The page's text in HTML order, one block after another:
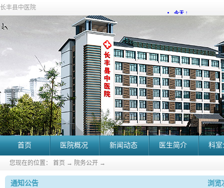
长丰县中医院
首页 医院概况 新闻动态 医生简介 科
您现在的位置： 首页 → 院务公开 →
通知公告 浏览